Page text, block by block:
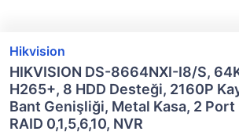
Hikvision
HIKVISION DS-8664NXI-I8/S,
H265+, 8 HDD Desteği, 2160P
Bant Genişliği, Metal Kasa, 2 Port
RAID 0,1,5,6,10, NVR